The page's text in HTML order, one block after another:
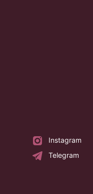
Instagram
Telegram